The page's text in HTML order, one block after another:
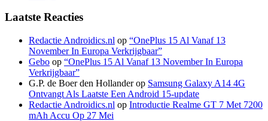
Laatste Reacties
Redactie Androidics.nl op “OnePlus 15 Al Vanaf 13
November In Europa Verkrijgbaar”
Gebo op “OnePlus 15 Al Vanaf 13 November In Europa
Verkrijgbaar”
G.P. de Boer den Hollanderop Samsung Galaxy A14 4G
Ontvangt Als Laatste Een Android 15-update
Redactie Androidics.nl op Introductie Realme GT 7 Met 7200
mAh Accu Op 27 Mei